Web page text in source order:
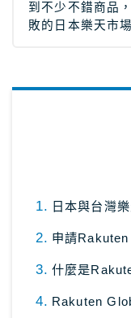
日本樂天｜最
日
日本租車｜
日本租車｜
日本租車｜日
Stockphoto
到不少不錯商品
敗的日本樂天市
日本與台灣
申請
什麼是
Rakuten